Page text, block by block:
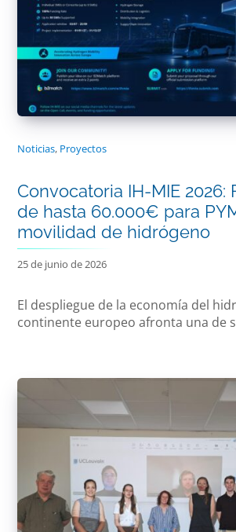
Noticias, Proyectos
Convocatoria IH-MIE 2026:
de hasta 60.000€ para
movilidad de hidrógeno
25 de junio de 2026
El despliegue de la economía del
continente europeo afronta una de